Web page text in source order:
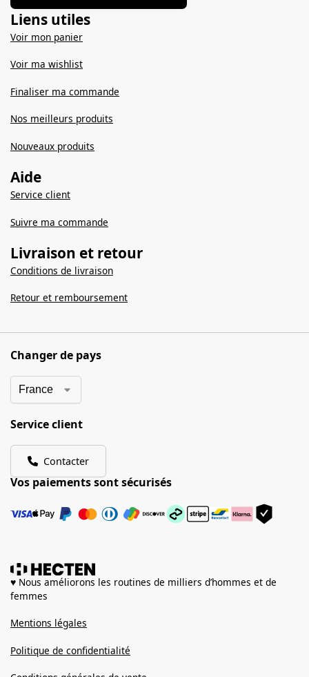
Liens utiles
Voir mon panier
Voir ma wishlist
Finaliser ma commande
Nos meilleurs produits
Nouveaux produits
Aide
Service client
Suivre ma commande
Livraison et retour
Conditions de livraison
Retour et remboursement
♥ Nous améliorons les routines de milliers d’hommes et de
femmes
Mentions légales
Politique de confidentialité
Service client
Contacter
Changer de pays
Vos paiements sont sécurisés